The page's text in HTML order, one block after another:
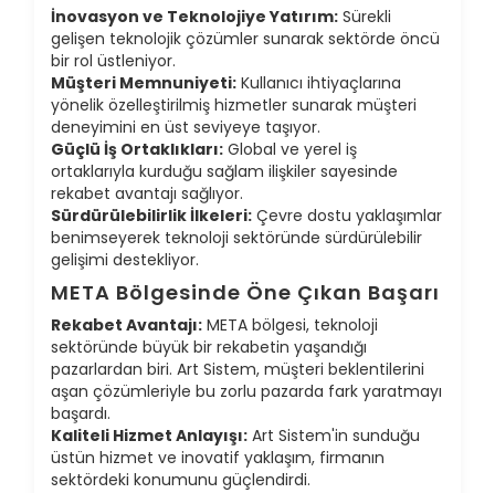
İnovasyon ve Teknolojiye Yatırım: Sürekli
gelişen teknolojik çözümler sunarak sektörde öncü
bir rol üstleniyor.
Müşteri Memnuniyeti: Kullanıcı ihtiyaçlarına
yönelik özelleştirilmiş hizmetler sunarak müşteri
deneyimini en üst seviyeye taşıyor.
Güçlü İş Ortaklıkları: Global ve yerel iş
ortaklarıyla kurduğu sağlam ilişkiler sayesinde
rekabet avantajı sağlıyor.
Sürdürülebilirlik İlkeleri: Çevre dostu yaklaşımlar
benimseyerek teknoloji sektöründe sürdürülebilir
gelişimi destekliyor.
META Bölgesinde Öne Çıkan Başarı
Rekabet Avantajı: META bölgesi, teknoloji
sektöründe büyük bir rekabetin yaşandığı
pazarlardan biri. Art Sistem, müşteri beklentilerini
aşan çözümleriyle bu zorlu pazarda fark yaratmayı
başardı.
Kaliteli Hizmet Anlayışı: Art Sistem'in sunduğu
üstün hizmet ve inovatif yaklaşım, firmanın
sektördeki konumunu güçlendirdi.